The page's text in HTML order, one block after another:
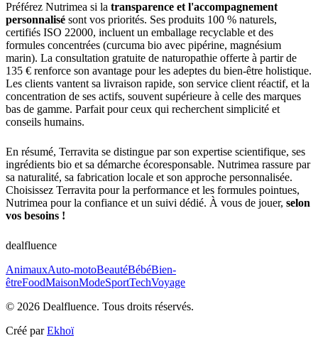
Préférez Nutrimea si la transparence et l'accompagnement
personnalisé sont vos priorités. Ses produits 100 % naturels,
certifiés ISO 22000, incluent un emballage recyclable et des
formules concentrées (curcuma bio avec pipérine, magnésium
marin). La consultation gratuite de naturopathie offerte à partir de
135 € renforce son avantage pour les adeptes du bien-être holistique.
Les clients vantent sa livraison rapide, son service client réactif, et la
concentration de ses actifs, souvent supérieure à celle des marques
bas de gamme. Parfait pour ceux qui recherchent simplicité et
conseils humains.
En résumé, Terravita se distingue par son expertise scientifique, ses
ingrédients bio et sa démarche écoresponsable. Nutrimea rassure par
sa naturalité, sa fabrication locale et son approche personnalisée.
Choisissez Terravita pour la performance et les formules pointues,
Nutrimea pour la confiance et un suivi dédié. À vous de jouer, selon
vos besoins !
dealfluence
AnimauxAuto-motoBeautéBébéBien-
êtreFoodMaisonModeSportTechVoyage
© 2026 Dealfluence. Tous droits réservés.
Créé parEkhoï